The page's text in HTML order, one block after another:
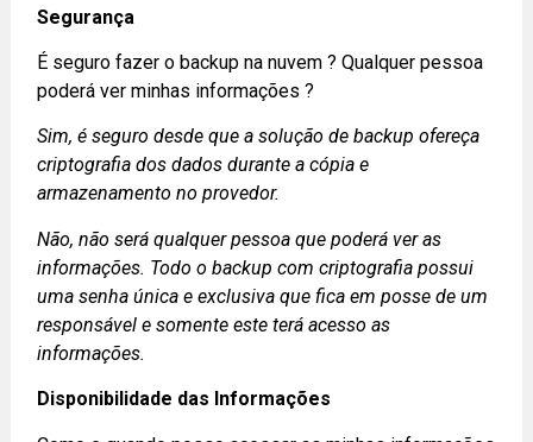
Segurança
É seguro fazer o backup na nuvem ? Qualquer pessoa
poderá ver minhas informações ?
Sim, é seguro desde que a solução de backup ofereça
criptografia dos dados durante a cópia e
armazenamento no provedor.
Não, não será qualquer pessoa que poderá ver as
informações. Todo o backup com criptografia possui
uma senha única e exclusiva que fica em posse de um
responsável e somente este terá acesso as
informações.
Disponibilidade das Informações